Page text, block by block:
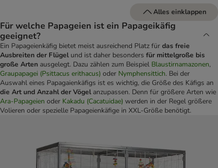
Alles einklappen
Für welche Papageien ist ein Papageikäfig
geeignet?
Ein Papageienkäfig bietet meist ausreichend Platz für das freie
Ausbreiten der Flügelund ist daher besonders für mittelgroße bis
große Arten ausgelegt. Dazu zählen zum Beispiel Blaustirnamazonen,
Graupapagei (Psittacus erithacus) oder Nymphensittich. Bei der
Auswahl eines Papagaienkäfigs ist es wichtig, die Größe des Käfigs an
die Art und Anzahl der Vögelanzupassen. Denn für größere Arten wie
Ara-Papageien oder Kakadu (Cacatuidae) werden in der Regel größere
Volieren oder spezielle Papageienkäfige in XXL-Größe benötigt.